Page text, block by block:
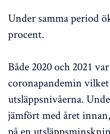
Under samma period
procent.
Både 2020 och 2021
coronapandemin
utsläppsnivåerna.
jämfört med året
på en